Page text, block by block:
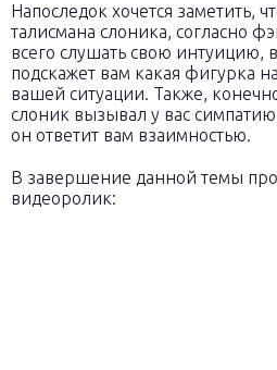
Напоследок хочется заметить,
талисмана слоника, согласно
всего слушать свою интуицию,
подскажет вам какая фигурка
вашей ситуации. Также,
слоник вызывал у вас
он ответит вам взаимностью.
В завершение данной темы
видеоролик: